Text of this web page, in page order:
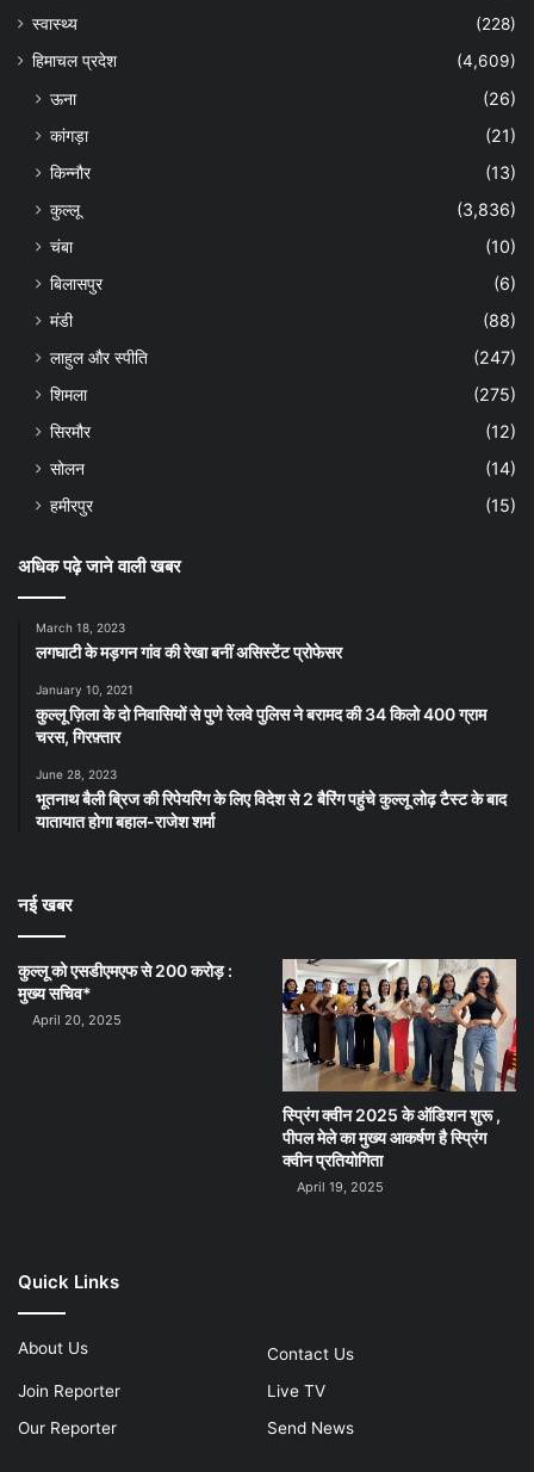
स्वास्थ्य
(228)
हिमाचल प्रदेश
(4,609)
ऊना
(26)
कांगड़ा
(21)
किन्नौर
(13)
कुल्लू
(3,836)
चंबा
(10)
बिलासपुर
(6)
मंडी
(88)
लाहुल और स्पीति
(247)
शिमला
(275)
सिरमौर
(12)
सोलन
(14)
हमीरपुर
(15)
अधिक पढ़े जाने वाली खबर
March 18, 2023
लगघाटी के मड़गन गांव की रेखा बनीं असिस्टेंट प्रोफेसर
January 10, 2021
कुल्लू ज़िला के दो निवासियों से पुणे रेलवे पुलिस ने बरामद की 34 किलो 400 ग्राम
चरस, गिरफ़्तार
June 28, 2023
भूतनाथ बैली ब्रिज की रिपेयरिंग के लिए विदेश से 2 बैरिंग पहुंचे कुल्लू लोढ़ टैस्ट के बाद
यातायात होगा बहाल-राजेश शर्मा
नई खबर
कुल्लू को एसडीएमएफ से 200 करोड़ :
मुख्य सचिव*
April 20, 2025
स्प्रिंग क्वीन 2025 के ऑडिशन शुरू ,
पीपल मेले का मुख्य आकर्षण है स्प्रिंग
क्वीन प्रतियोगिता
April 19, 2025
Quick Links
About Us
Contact Us
Join Reporter
Live TV
Our Reporter
Send News